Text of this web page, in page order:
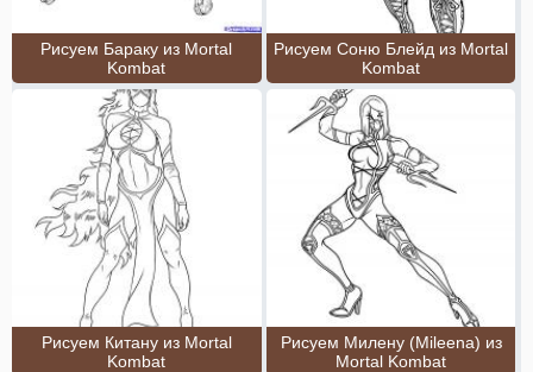
Рисуем Бараку из Mortal
Kombat
Рисуем Соню Блейд из Mortal
Kombat
Рисуем Китану из Mortal
Kombat
Рисуем Милену (Mileena) из
Mortal Kombat